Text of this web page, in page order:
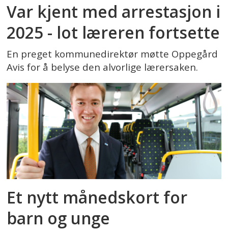
Var kjent med arrestasjon i
2025 - lot læreren fortsette
En preget kommunedirektør møtte Oppegård
Avis for å belyse den alvorlige lærersaken.
Et nytt månedskort for
barn og unge